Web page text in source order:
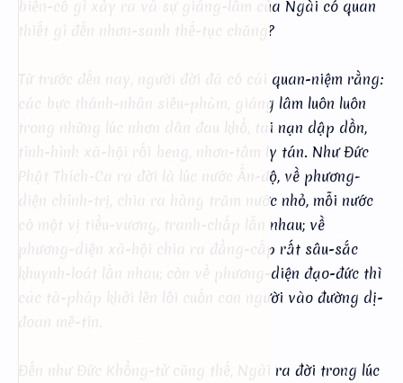
biến-cố gì xảy ra và sự giáng-lâm của Ngài có quan
thiết gì đến nhơn-sanh thế-tục chăng?
Từ trước đến nay, người đời đã có cái quan-niệm rằng:
các bực thánh-nhân siêu-phàm, giáng lâm luôn luôn
trong những lúc nhơn dân đau khổ, tai nạn dập dồn,
tình-hình xã-hội rối beng, nhơn-tâm ly tán. Như Đức
Phật Thích-Ca ra đời là lúc nước Ấn-độ, về phương-
diện chính-trị, chia ra hàng trăm nước nhỏ, mỗi nước
có một vị tiểu-vương, tranh-chấp lẫn nhau; về
phương-diện xã-hội chia ra đẳng-cấp rất sâu-sắc
khuynh-loát lẫn nhau; còn về phương-diện đạo-đức thì
các tà-pháp khởi lên lôi cuốn con người vào đường dị-
đoan mê-tín.
Đến như Đức Khổng-tử cũng thế, Ngài ra đời trong lúc